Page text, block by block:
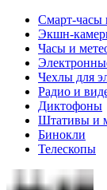
Смарт-часы
Экшн-
Часы и
Чехлы для
Радио и
Диктофоны
Штативы и
Бинокли
Телескопы